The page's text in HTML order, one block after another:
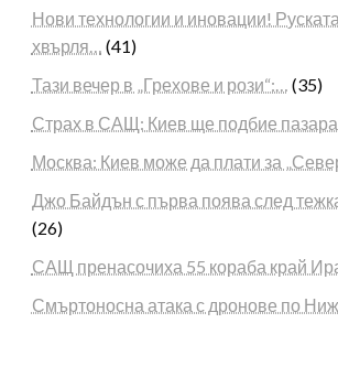
Нови технологии и иновации!
хвърля… (41)
Тази вечер в „Грехове и рози“:… (35)
Страх в САЩ: Киев ще подбие
Москва: Киев може да плати за
Джо Байдън с първа поява след
(26)
САЩ пренасочиха 55 кораба край
Смъртоносна атака с дронове по